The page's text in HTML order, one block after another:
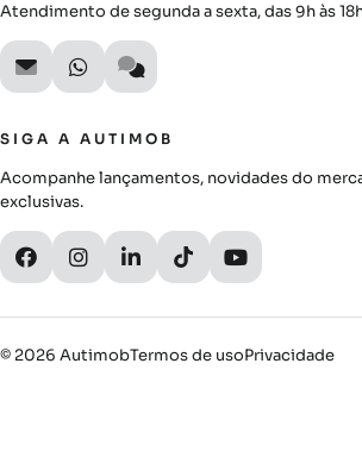
Atendimento de segunda a sexta, das 9h às
SIGA A AUTIMOB
Acompanhe lançamentos, novidades do
exclusivas.
© 2026 AutimobTermos de usoPrivacidade